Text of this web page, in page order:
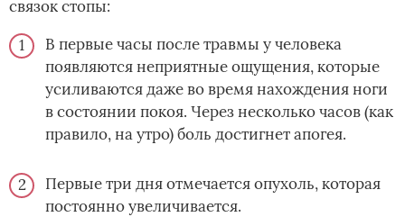
связок стопы:
В первые часы после травмы у человека
появляются неприятные ощущения, которые
усиливаются даже во время нахождения ноги
в состоянии покоя. Через несколько часов (как
правило, на утро) боль достигнет апогея.
Первые три дня отмечается опухоль, которая
постоянно увеличивается.